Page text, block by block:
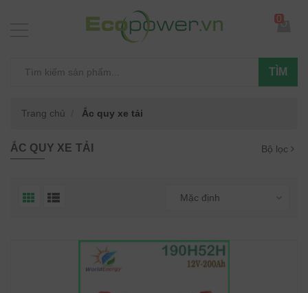
TÌM
0
Trang chủ Ắc quy xe tải
ẮC QUY XE TẢI Bộ lọc
Mặc định